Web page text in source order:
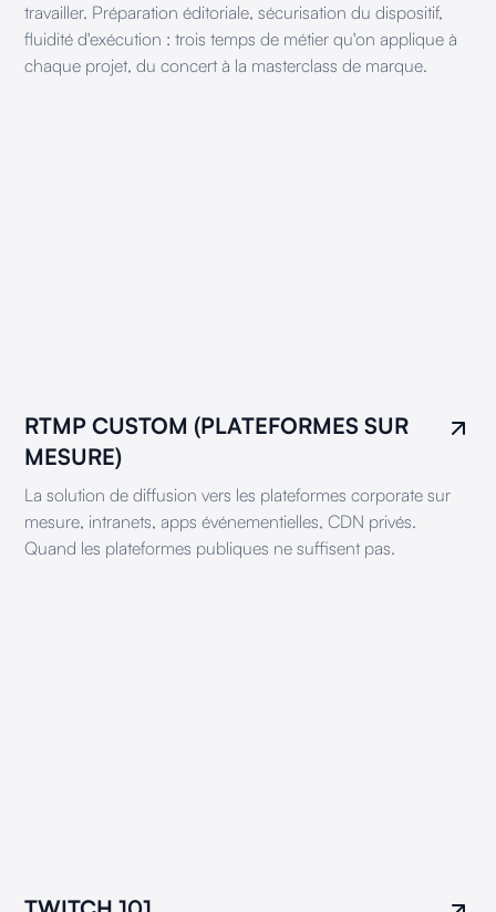
travailler. Préparation éditoriale, sécurisation du dispositif,
fluidité d'exécution : trois temps de métier qu'on applique à
chaque projet, du concert à la masterclass de marque.
RTMP CUSTOM (PLATEFORMES SUR
MESURE)
La solution de diffusion vers les plateformes corporate sur
mesure, intranets, apps événementielles, CDN privés.
Quand les plateformes publiques ne suffisent pas.